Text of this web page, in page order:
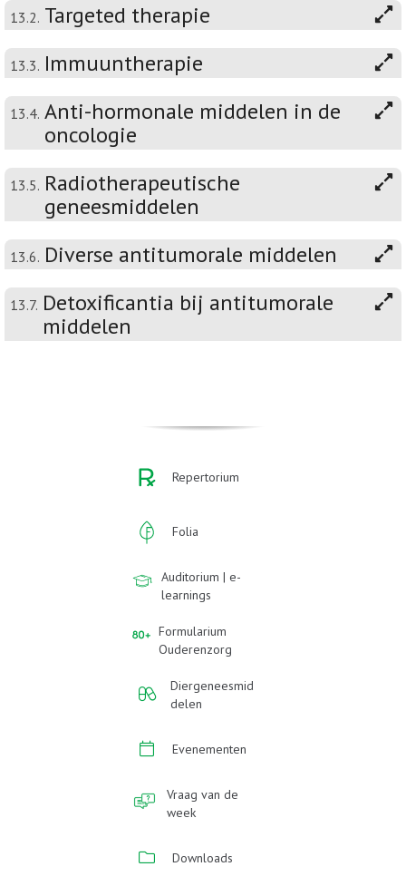
13.2. Targeted therapie
13.3. Immuuntherapie
13.4. Anti-hormonale middelen in de
oncologie
13.5. Radiotherapeutische
geneesmiddelen
13.6. Diverse antitumorale middelen
13.7. Detoxificantia bij antitumorale
middelen
Repertorium
Folia
Auditorium | e-
learnings
Formularium
Ouderenzorg
Diergeneesmid
delen
Evenementen
Vraag van de
week
Downloads